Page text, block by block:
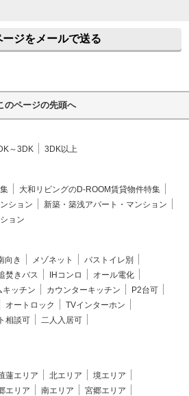
ージをメールで送る
のページの先頭へ
～3DK 3DK以上
大和リビングのD-ROOM賃貸物件特集
ション
新築・築浅アパート・マンション
ョン
向き メゾネット
バストイレ別
焚きバス IHコンロ
オール電化
キッチン カウンターキッチン
P2台可
オートロック
TVインターホン
相談可
二人入居可
蓮エリア 北エリア
境エリア
エリア 南エリア
宮郷エリア